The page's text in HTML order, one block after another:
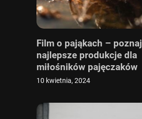
Film o pająkach – poznaj
najlepsze produkcje dla
miłośników pajęczaków
10 kwietnia, 2024